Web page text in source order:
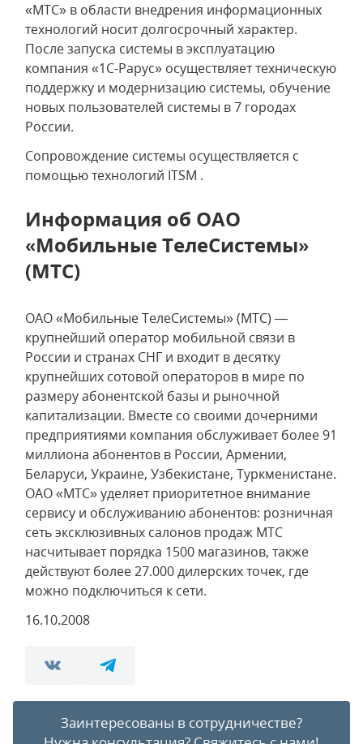
«МТС» в области внедрения информационных
технологий носит долгосрочный характер.
После запуска системы в эксплуатацию
компания «1С-Рарус» осуществляет техническую
поддержку и модернизацию системы, обучение
новых пользователей системы в 7 городах
России.
Сопровождение системы осуществляется с
помощью технологий ITSM .
Информация об ОАО
«Мобильные ТелеСистемы»
(МТС)
ОАО «Мобильные ТелеСистемы» (МТС) —
крупнейший оператор мобильной связи в
России и странах СНГ и входит в десятку
крупнейших сотовой операторов в мире по
размеру абонентской базы и рыночной
капитализации. Вместе со своими дочерними
предприятиями компания обслуживает более 91
миллиона абонентов в России, Армении,
Беларуси, Украине, Узбекистане, Туркменистане.
ОАО «МТС» уделяет приоритетное внимание
сервису и обслуживанию абонентов: розничная
сеть эксклюзивных салонов продаж МТС
насчитывает порядка 1500 магазинов, также
действуют более 27.000 дилерских точек, где
можно подключиться к сети.
16.10.2008
Заинтересованы в сотрудничестве?